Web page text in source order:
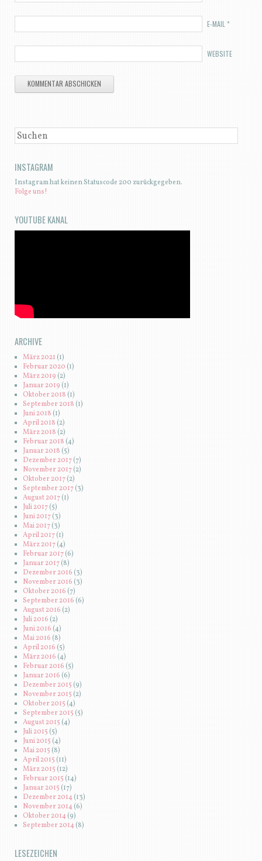
E-MAIL *
WEBSITE
SUCHEN
INSTAGRAM
Instagram hat keinen Statuscode 200 zurückgegeben.
Folge uns!
YOUTUBE KANAL
ARCHIVE
März 2021(1)
Februar 2020 (1)
März 2019 (2)
Januar 2019 (1)
Oktober 2018(1)
September 2018 (1)
Juni 2018 (1)
April 2018(2)
März 2018 (2)
Februar 2018(4)
Januar 2018 (5)
Dezember 2017(7)
November 2017(2)
Oktober 2017(2)
September 2017(3)
August 2017(1)
Juli 2017(5)
Juni 2017(3)
Mai 2017(3)
April 2017(1)
März 2017(4)
Februar 2017(6)
Januar 2017(8)
Dezember 2016 (3)
November 2016 (3)
Oktober 2016(7)
September 2016 (6)
August 2016(2)
Juli 2016(2)
Juni 2016 (4)
Mai 2016 (8)
April 2016(5)
März 2016 (4)
Februar 2016(5)
Januar 2016 (6)
Dezember 2015 (9)
November 2015 (2)
Oktober 2015 (4)
September 2015 (5)
August 2015 (4)
Juli 2015 (5)
Juni 2015 (4)
Mai 2015(8)
April 2015 (11)
März 2015 (12)
Februar 2015 (14)
Januar 2015 (17)
Dezember 2014(13)
November 2014(6)
Oktober 2014(9)
September 2014(8)
LESEZEICHEN